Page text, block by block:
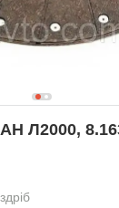
Л2000,